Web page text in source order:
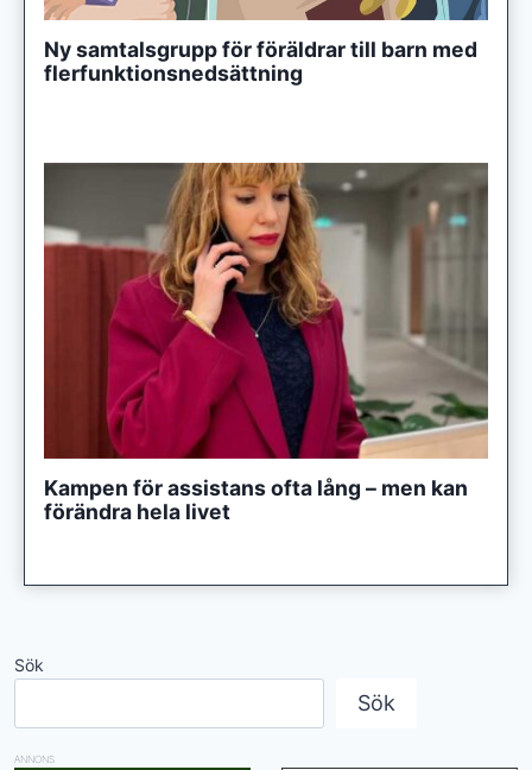
Ny samtalsgrupp för föräldrar till barn med
flerfunktionsnedsättning
Kampen för assistans ofta lång – men kan
förändra hela livet
Sök
Sök
ANNONS